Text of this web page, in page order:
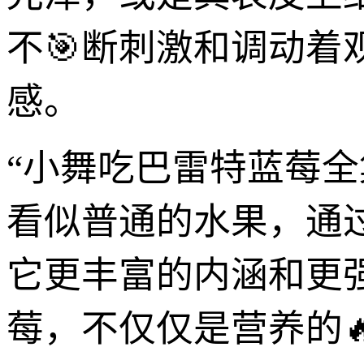
不🎯断刺激和调动着
感。
“小舞吃巴雷特蓝莓
看似普通的水果，通
它更丰富的内涵和更
莓，不仅仅是营养的